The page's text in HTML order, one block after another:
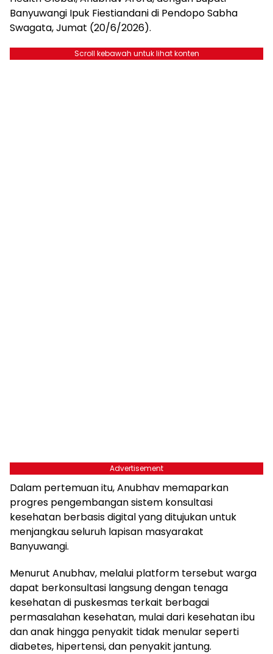
Banyuwangi Ipuk Fiestiandani di Pendopo Sabha
Swagata, Jumat (20/6/2026).
Scroll kebawah untuk lihat konten
Advertisement
Dalam pertemuan itu, Anubhav memaparkan
progres pengembangan sistem konsultasi
kesehatan berbasis digital yang ditujukan untuk
menjangkau seluruh lapisan masyarakat
Banyuwangi.
Menurut Anubhav, melalui platform tersebut warga
dapat berkonsultasi langsung dengan tenaga
kesehatan di puskesmas terkait berbagai
permasalahan kesehatan, mulai dari kesehatan ibu
dan anak hingga penyakit tidak menular seperti
diabetes, hipertensi, dan penyakit jantung.